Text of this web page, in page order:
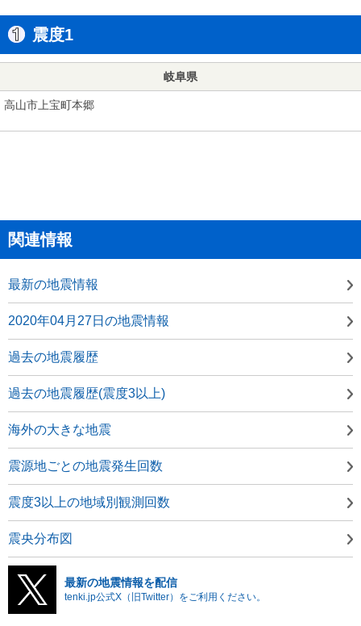
震度1
岐阜県
高山市上宝町本郷
関連情報
最新の地震情報
2020年04月27日の地震情報
過去の地震履歴
過去の地震履歴(震度3以上)
海外の大きな地震
震源地ごとの地震発生回数
震度3以上の地域別観測回数
震央分布図
最新の地震情報を配信
tenki.jp公式X（旧Twitter）をご利用ください。